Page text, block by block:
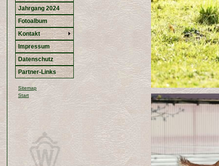
Jahrgang 2024
Fotoalbum
Kontakt
Impressum
Datenschutz
Partner-Links
Sitemap
Start